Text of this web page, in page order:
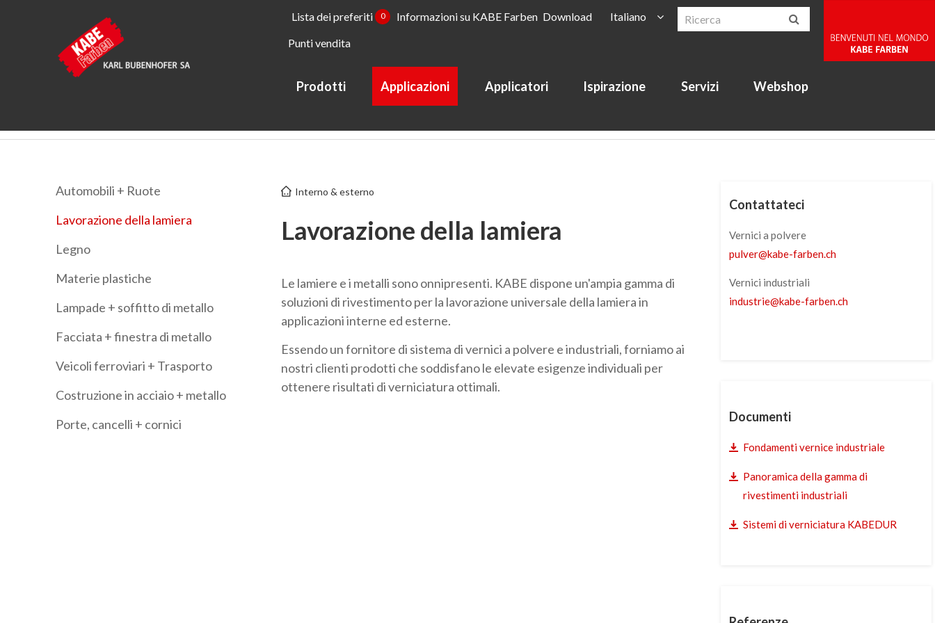
Lista dei preferiti 0 Informazioni su KABE Farben Download
Punti vendita
Italiano
Prodotti Applicazioni Applicatori Ispirazione Servizi Webshop
Automobili + Ruote
Lavorazione della lamiera
Legno
Materie plastiche
Lampade + soffitto di metallo
Facciata + finestra di metallo
Veicoli ferroviari + Trasporto
Costruzione in acciaio + metallo
Porte, cancelli + cornici
Interno & esterno
Lavorazione della lamiera
Le lamiere e i metalli sono onnipresenti. KABE dispone un'ampia gamma di
soluzioni di rivestimento per la lavorazione universale della lamiera in
applicazioni interne ed esterne.
Essendo un fornitore di sistema di vernici a polvere e industriali, forniamo ai
nostri clienti prodotti che soddisfano le elevate esigenze individuali per
ottenere risultati di verniciatura ottimali.
Contattateci
Vernici a polvere
pulver@kabe-farben.ch
Vernici industriali
industrie@kabe-farben.ch
Documenti
Fondamenti vernice industriale
Panoramica della gamma di
rivestimenti industriali
Sistemi di verniciatura KABEDUR